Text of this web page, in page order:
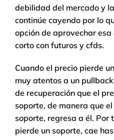
debilidad del mercado y
continúe cayendo por lo
opción de aprovechar
corto con futuros y cfds.
Cuando el precio pierde
muy atentos a un
de recuperación que el
soporte, de manera que
soporte, regresa a él. Por
pierde un soporte, cae